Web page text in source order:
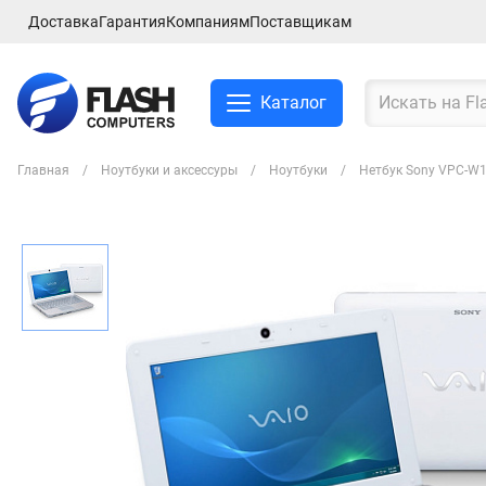
ДоставкаГарантияКомпаниямПоставщикам
Каталог
Главная Ноутбуки и аксессуры Ноутбуки Нетбук Sony VPC-
Ноутбуки и аксессуры
Компьютеры и
комплектующие
Сетевое оборудование
ТВ, Аудио и Видео